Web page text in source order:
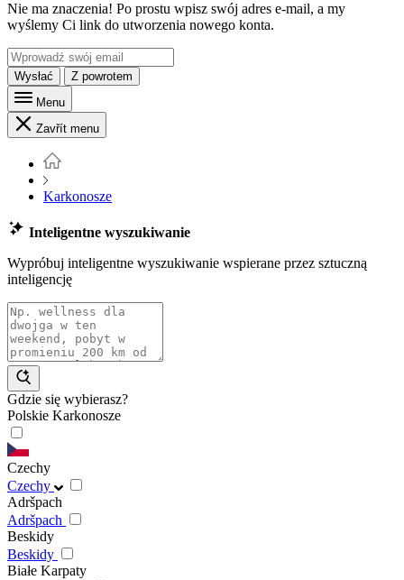
Nie ma znaczenia! Po prostu wpisz swój adres e-mail, a my
wyślemy Ci link do utworzenia nowego konta.
Wysłać
Z powrotem
Menu
Zavřít menu
Karkonosze
Inteligentne wyszukiwanie
Wypróbuj inteligentne wyszukiwanie wspierane przez sztuczną
inteligencję
Gdzie się wybierasz?
Polskie Karkonosze
Czechy
Czechy
Adršpach
Adršpach
Beskidy
Beskidy
Białe Karpaty